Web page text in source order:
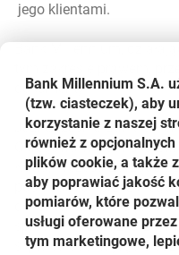
jego klientami.
dokumenty.
Jednocześnie Bank
Okręgowa w Gdańsku
Kotta, Prezesa Zarządu
posiadanych przez
dokumentów, mogących
sprawie. W związku z
się w całości w jego
Bank Millennium S.A.
(tzw. ciasteczek), aby
korzystanie z naszej
również z
plików cookie, a także
aby poprawiać jakość
pomiarów, które
usługi oferowane
tym marketingowe,